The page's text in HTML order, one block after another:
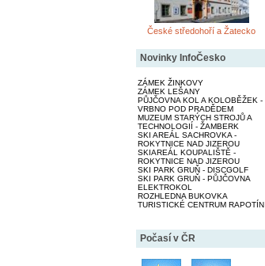
České středohoří a Žatecko
Novinky InfoČesko
ZÁMEK ŽINKOVY
ZÁMEK LEŠANY
PŮJČOVNA KOL A KOLOBĚŽEK -
VRBNO POD PRADĚDEM
MUZEUM STARÝCH STROJŮ A
TECHNOLOGIÍ - ŽAMBERK
SKI AREÁL SACHROVKA -
ROKYTNICE NAD JIZEROU
SKIAREÁL KOUPALIŠTĚ -
ROKYTNICE NAD JIZEROU
SKI PARK GRUŇ - DISCGOLF
SKI PARK GRUŇ - PŮJČOVNA
ELEKTROKOL
ROZHLEDNA BUKOVKA
TURISTICKÉ CENTRUM RAPOTÍN
Počasí v ČR